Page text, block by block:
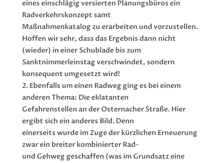
eines einschlägig versierten Planungsbüros ein
Radverkehrskonzept samt
Maßnahmenkatalog zu erarbeiten und vorzustellen.
Hoffen wir sehr, dass das Ergebnis dann nicht
(wieder) in einer Schublade bis zum
Sanktnimmerleinstag verschwindet, sondern
konsequent umgesetzt wird!
2. Ebenfalls um einen Radweg ging es bei einem
anderen Thema: Die eklatanten
Gefahrenstellen an der Osternacher Straße. Hier
ergibt sich ein anderes Bild. Denn
einerseits wurde im Zuge der kürzlichen Erneuerung
zwar ein breiter kombinierter Rad-
und Gehweg geschaffen (was im Grundsatz eine